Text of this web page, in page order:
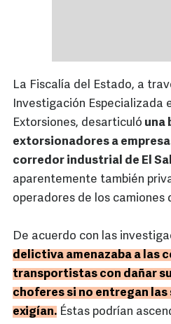
La Fiscalía del Estado, a
Investigación Especializada
Extorsiones, desarticuló una
extorsionadores a
corredor industrial de El
aparentemente también
operadores de los camiones
De acuerdo con las
delictiva amenazaba a las
transportistas con dañar
choferes si no entregan las
exigían. Éstas podrían